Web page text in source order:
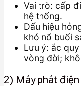
Vai trò: cấp
hệ thống.
Dấu hiệu
khó nổ buổi
Lưu ý: ắc quy
vòng đời;
2) Máy phát